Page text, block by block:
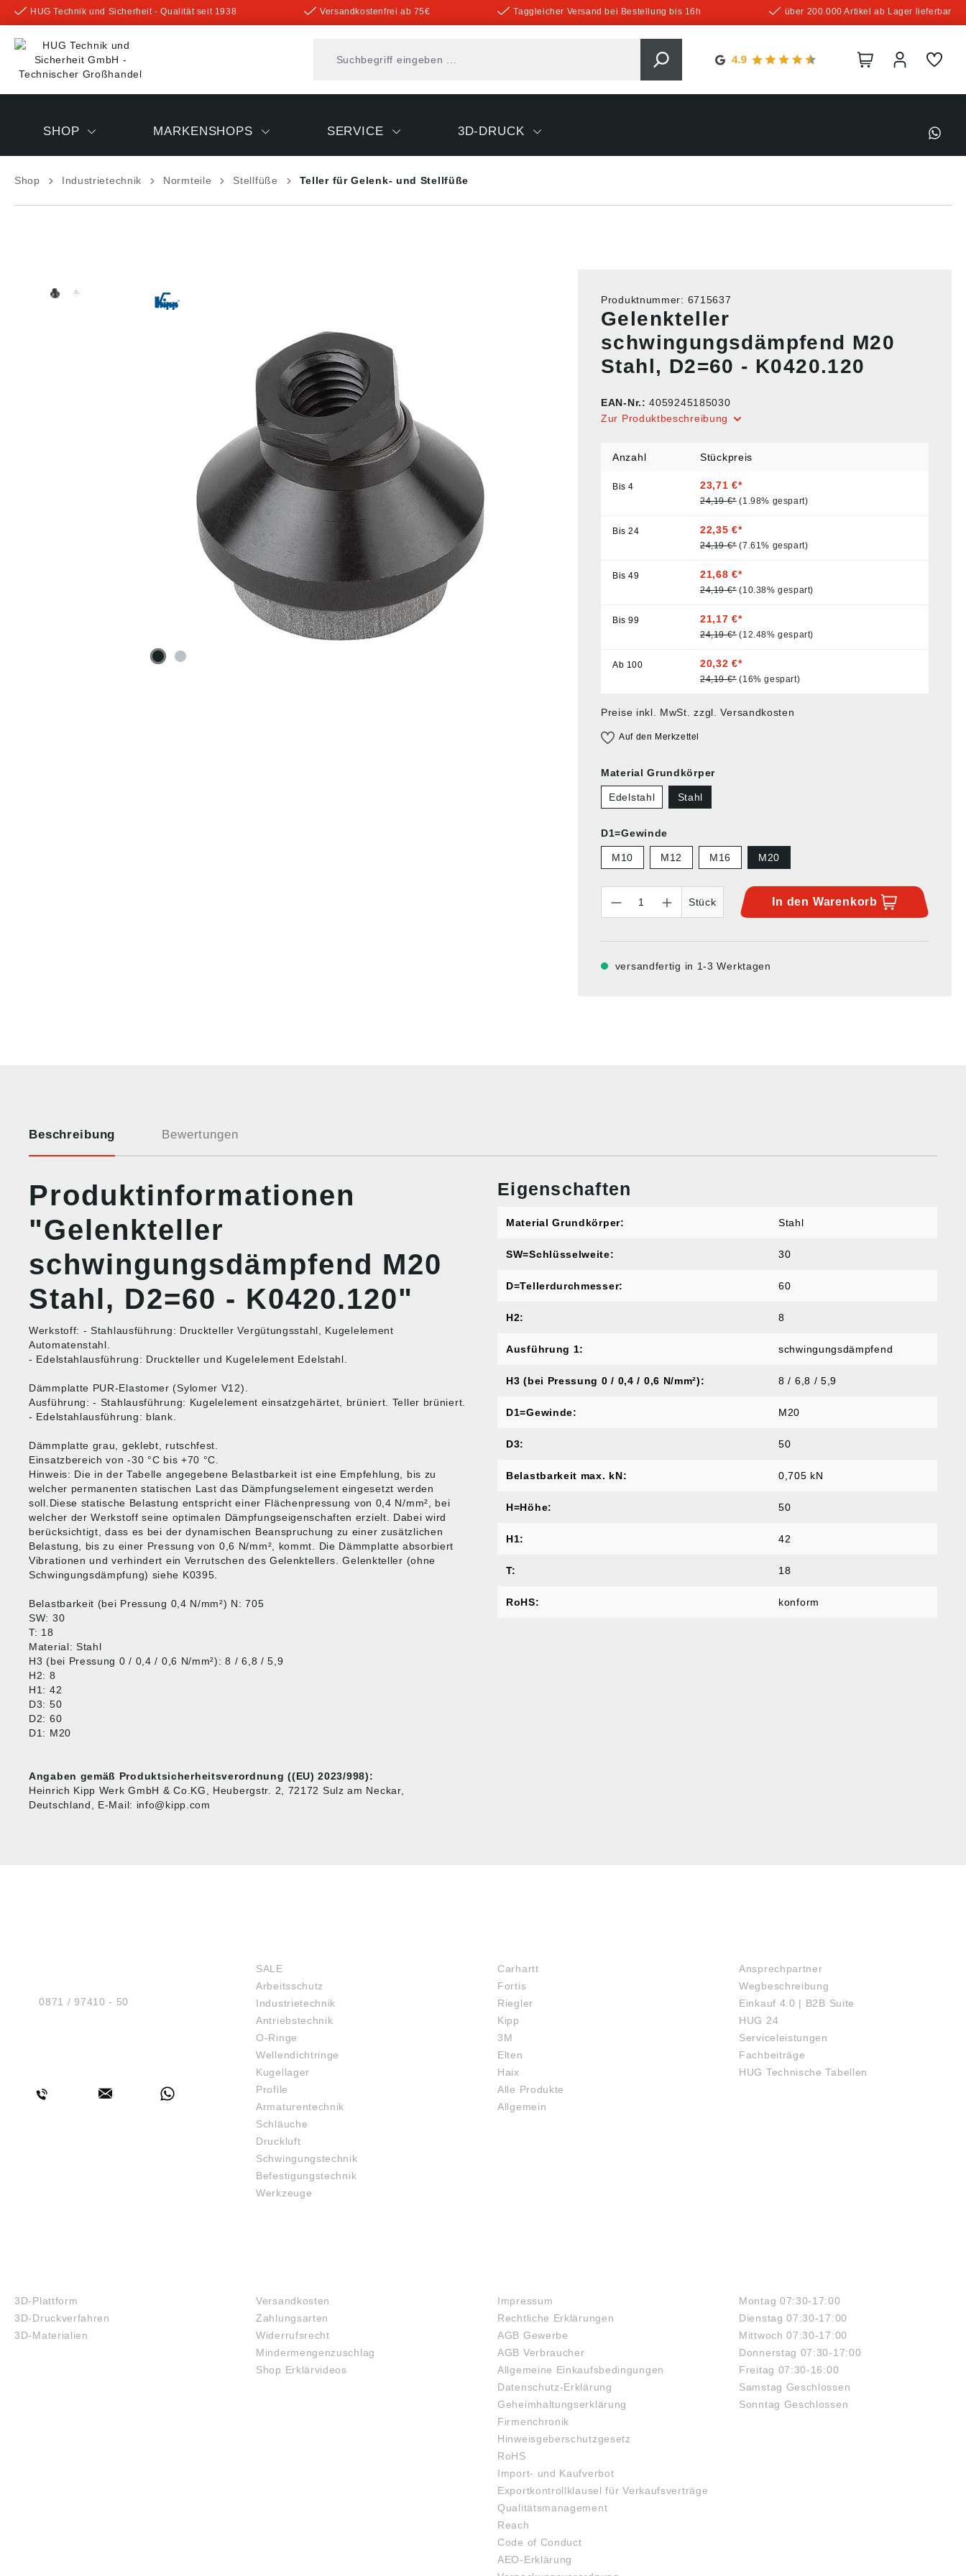
springen
HUG Technik und Sicherheit - Qualität seit 1938 Versandkostenfrei ab 75€ Taggleicher Versand bei Bestellung bis 16h über 200.000 Artikel ab Lager lieferbar
SHOP MARKENSHOPS SERVICE 3D-DRUCK
Shop Industrietechnik Normteile Stellfüße Teller für Gelenk- und Stellfüße
Produktnummer: 6715637
Gelenkteller
schwingungsdämpfend M20
Stahl, D2=60 - K0420.120
EAN-Nr.:4059245185030
Zur Produktbeschreibung
Anzahl Stückpreis
Bis4 23,71 €*
24,19 €* (1.98% gespart)
Bis24 22,35 €*
24,19 €* (7.61% gespart)
Bis49 21,68 €*
24,19 €* (10.38% gespart)
Bis99 21,17 €*
24,19 €* (12.48% gespart)
Ab 100 20,32 €*
24,19 €* (16% gespart)
Preise inkl. MwSt. zzgl. Versandkosten
Auf den Merkzettel
Material Grundkörper
Edelstahl Stahl
D1=Gewinde
M10 M12 M16 M20
Stück
In den Warenkorb
versandfertig in 1-3 Werktagen
Beschreibung Bewertungen
Produktinformationen
"Gelenkteller
schwingungsdämpfend M20
Stahl, D2=60 - K0420.120"
Werkstoff: - Stahlausführung: Druckteller Vergütungsstahl, Kugelelement
Automatenstahl.
- Edelstahlausführung: Druckteller und Kugelelement Edelstahl.
Dämmplatte PUR-Elastomer (Sylomer V12).
Ausführung: - Stahlausführung: Kugelelement einsatzgehärtet, brüniert. Teller brüniert.
- Edelstahlausführung: blank.
Dämmplatte grau, geklebt, rutschfest.
Einsatzbereich von -30 °C bis +70 °C.
Hinweis: Die in der Tabelle angegebene Belastbarkeit ist eine Empfehlung, bis zu
welcher permanenten statischen Last das Dämpfungselement eingesetzt werden
soll.Diese statische Belastung entspricht einer Flächenpressung von 0,4 N/mm², bei
welcher der Werkstoff seine optimalen Dämpfungseigenschaften erzielt. Dabei wird
berücksichtigt, dass es bei der dynamischen Beanspruchung zu einer zusätzlichen
Belastung, bis zu einer Pressung von 0,6 N/mm², kommt. Die Dämmplatte absorbiert
Vibrationen und verhindert ein Verrutschen des Gelenktellers. Gelenkteller (ohne
Schwingungsdämpfung) siehe K0395.
Belastbarkeit (bei Pressung 0,4 N/mm²) N: 705
SW: 30
T: 18
Material: Stahl
H3 (bei Pressung 0 / 0,4 / 0,6 N/mm²): 8 / 6,8 / 5,9
H2: 8
H1: 42
D3: 50
D2: 60
D1: M20
Angaben gemäß Produktsicherheitsverordnung ((EU) 2023/998):
Heinrich Kipp Werk GmbH & Co.KG, Heubergstr. 2, 72172 Sulz am Neckar,
Deutschland, E-Mail: info@kipp.com
Eigenschaften
Material Grundkörper: Stahl
SW=Schlüsselweite: 30
D=Tellerdurchmesser: 60
H2: 8
Ausführung 1: schwingungsdämpfend
H3 (bei Pressung 0 / 0,4 / 0,6 N/mm²): 8 / 6,8 / 5,9
D1=Gewinde: M20
D3: 50
Belastbarkeit max. kN: 0,705 kN
H=Höhe: 50
H1: 42
T: 18
RoHS: konform
Tel.:0871 / 97410 - 50
SALE
Arbeitsschutz
Industrietechnik
Antriebstechnik
O-Ringe
Wellendichtringe
Kugellager
Profile
Armaturentechnik
Schläuche
Druckluft
Schwingungstechnik
Befestigungstechnik
Werkzeuge
Carhartt
Fortis
Riegler
Kipp
3M
Elten
Haix
Alle Produkte
Allgemein
Ansprechpartner
Wegbeschreibung
Einkauf 4.0 | B2B Suite
HUG 24
Serviceleistungen
Fachbeiträge
HUG Technische Tabellen
3D-Plattform
3D-Druckverfahren
3D-Materialien
Versandkosten
Zahlungsarten
Widerrufsrecht
Mindermengenzuschlag
Shop Erklärvideos
Impressum
Rechtliche Erklärungen
AGB Gewerbe
AGB Verbraucher
Allgemeine Einkaufsbedingungen
Datenschutz-Erklärung
Geheimhaltungserklärung
Firmenchronik
Hinweisgeberschutzgesetz
RoHS
Import- und Kaufverbot
Exportkontrollklausel für Verkaufsverträge
Qualitätsmanagement
Reach
Code of Conduct
AEO-Erklärung
Montag 07:30-17:00
Dienstag 07:30-17:00
Mittwoch 07:30-17:00
Donnerstag 07:30-17:00
Freitag 07:30-16:00
Samstag Geschlossen
Sonntag Geschlossen